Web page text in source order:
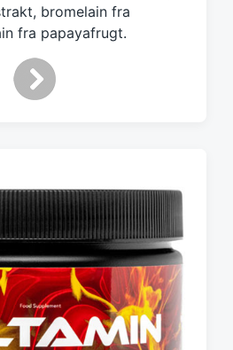
bromelain fra
fra papayafrugt.